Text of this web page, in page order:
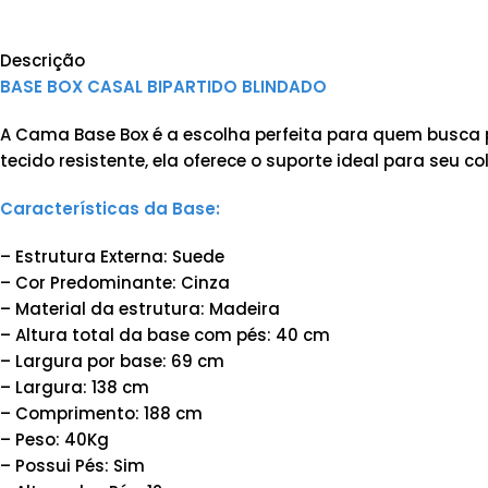
Descrição
BASE BOX CASAL BIPARTIDO BLINDADO
A Cama Base Box é a escolha perfeita para quem
tecido resistente, ela oferece o suporte ideal para seu
Características da Base:
– Estrutura Externa: Suede
– Cor Predominante: Cinza
– Material da estrutura: Madeira
– Altura total da base com pés: 40 cm
– Largura por base: 69 cm
– Largura: 138 cm
– Comprimento: 188 cm
– Peso: 40Kg
– Possui Pés: Sim